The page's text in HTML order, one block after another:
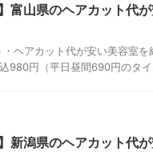
富山県のヘアカット代
ヘアカット代が安い美容室
980円（平日昼間690円のタ
新潟県のヘアカット代